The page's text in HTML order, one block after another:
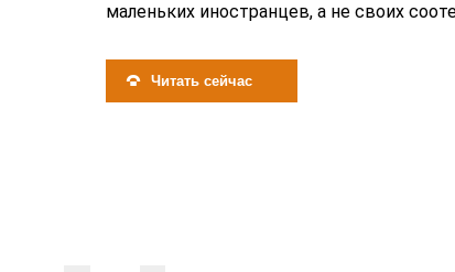
маленьких иностранцев, а не своих
Читать сейчас